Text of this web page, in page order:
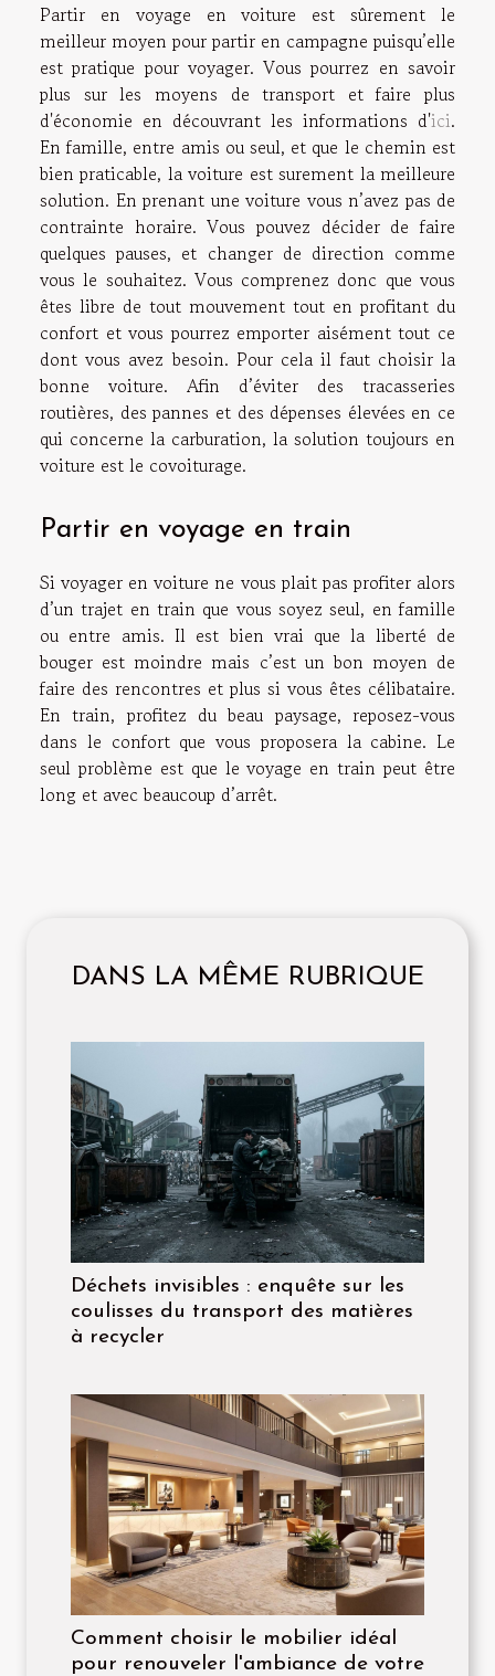
Partir en voyage en voiture est sûrement le
meilleur moyen pour partir en campagne puisqu’elle
est pratique pour voyager. Vous pourrez en savoir
plus sur les moyens de transport et faire plus
d'économie en découvrant les informations d'ici.
En famille, entre amis ou seul, et que le chemin est
bien praticable, la voiture est surement la meilleure
solution. En prenant une voiture vous n’avez pas de
contrainte horaire. Vous pouvez décider de faire
quelques pauses, et changer de direction comme
vous le souhaitez. Vous comprenez donc que vous
êtes libre de tout mouvement tout en profitant du
confort et vous pourrez emporter aisément tout ce
dont vous avez besoin. Pour cela il faut choisir la
bonne voiture. Afin d’éviter des tracasseries
routières, des pannes et des dépenses élevées en ce
qui concerne la carburation, la solution toujours en
voiture est le covoiturage.
Partir en voyage en train
Si voyager en voiture ne vous plait pas profiter alors
d’un trajet en train que vous soyez seul, en famille
ou entre amis. Il est bien vrai que la liberté de
bouger est moindre mais c’est un bon moyen de
faire des rencontres et plus si vous êtes célibataire.
En train, profitez du beau paysage, reposez-vous
dans le confort que vous proposera la cabine. Le
seul problème est que le voyage en train peut être
long et avec beaucoup d’arrêt.
DANS LA MÊME RUBRIQUE
Déchets invisibles : enquête sur les
coulisses du transport des matières
à recycler
Comment choisir le mobilier idéal
pour renouveler l'ambiance de votre